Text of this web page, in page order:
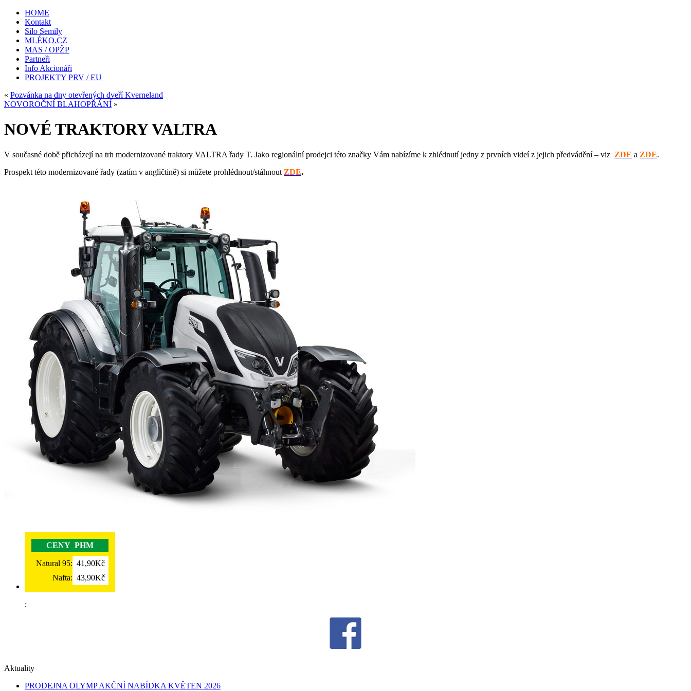
HOME
Kontakt
Silo Semily
MLÉKO.CZ
MAS / OPŽP
Partneři
Info Akcionáři
PROJEKTY PRV / EU
« Pozvánka na dny otevřených dveří Kverneland
NOVOROČNÍ BLAHOPŘÁNÍ »
NOVÉ TRAKTORY VALTRA
V současné době přicházejí na trh modernizované traktory VALTRA řady T. Jako regionální prodejci této značky Vám nabízíme k zhlédnutí jedny z prvních videí z jejich předvádění – viz ZDE a ZDE.
Prospekt této modernizované řady (zatím v angličtině) si můžete prohlédnout/stáhnout ZDE.
CENY PHM
Natural 95: 41,90Kč
Nafta: 43,90Kč
;
Aktuality
PRODEJNA OLYMP AKČNÍ NABÍDKA KVĚTEN 2026